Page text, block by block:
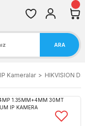
ARA
IP Kameralar HIKVISION